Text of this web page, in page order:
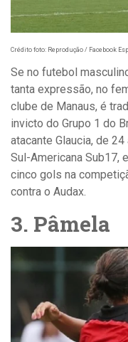
Crédito foto: Reprodução / Facebook
Se no futebol
tanta expressão, no
clube de Manaus, é
invicto do Grupo 1 do
atacante Glaucia, de 24
Sul-Americana Sub17,
cinco gols na
contra o Audax.
3. Pâmela